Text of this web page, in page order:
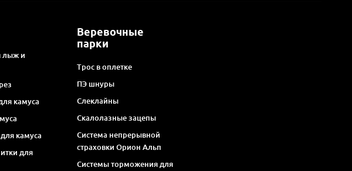
лыж и
камуса
камуса
для
Веревочные
парки
Трос в оплетке
ПЭ шнуры
Слеклайны
Скалолазные зацепы
Система непрерывной
страховки Орион Альп
Системы торможения для